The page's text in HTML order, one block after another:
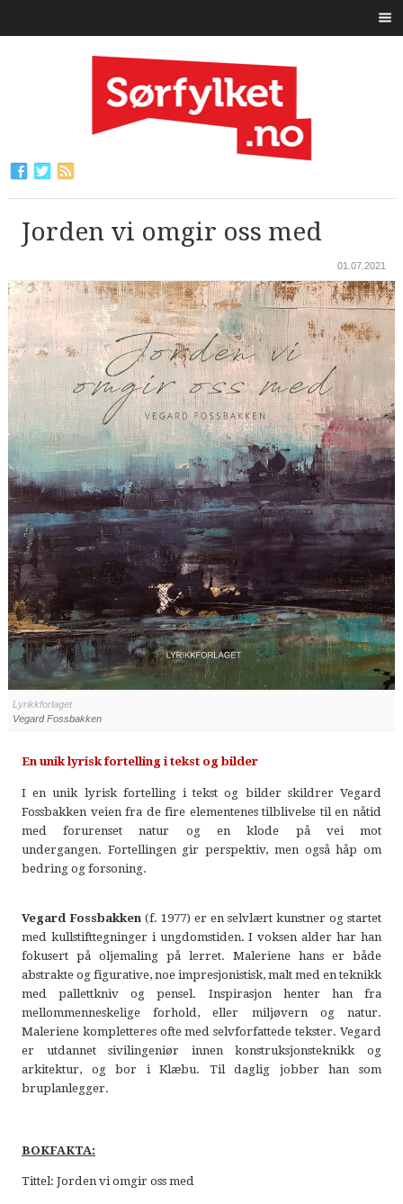
Jorden vi omgir oss med
01.07.2021
Lyrikkforlaget
Vegard Fossbakken
En unik lyrisk fortelling i tekst og bilder
I en unik lyrisk fortelling i tekst og bilder skildrer Vegard
Fossbakken veien fra de fire elementenes tilblivelse til en nåtid
med forurenset natur og en klode på vei mot
undergangen. Fortellingen gir perspektiv, men også håp om
bedring og forsoning.
Vegard Fossbakken (f. 1977) er en selvlært kunstner og startet
med kullstifttegninger i ungdomstiden. I voksen alder har han
fokusert på oljemaling på lerret. Maleriene hans er både
abstrakte og figurative, noe impresjonistisk, malt med en teknikk
med pallettkniv og pensel. Inspirasjon henter han fra
mellommenneskelige forhold, eller miljøvern og natur.
Maleriene kompletteres ofte med selvforfattede tekster. Vegard
er utdannet sivilingeniør innen konstruksjonsteknikk og
arkitektur, og bor i Klæbu. Til daglig jobber han som
bruplanlegger.
BOKFAKTA:
Tittel: Jorden vi omgir oss med